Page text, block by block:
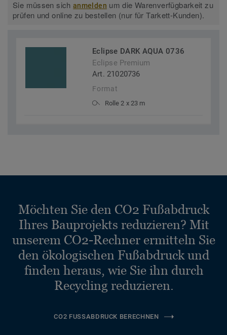
Sie müssen sichanmelden um die Warenverfügbarkeit zu
prüfen und online zu bestellen (nur für Tarkett-Kunden).
Eclipse DARK AQUA 0736
Eclipse Premium
Art. 21020736
Format
Rolle 2 x 23 m
Möchten Sie den CO2 Fußabdruck
Ihres Bauprojekts reduzieren? Mit
unserem CO2-Rechner ermitteln Sie
den ökologischen Fußabdruck und
finden heraus, wie Sie ihn durch
Recycling reduzieren.
CO2 FUSSABDRUCK BERECHNEN